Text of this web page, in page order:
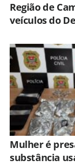
Região de
veículos do
Mulher é
substância